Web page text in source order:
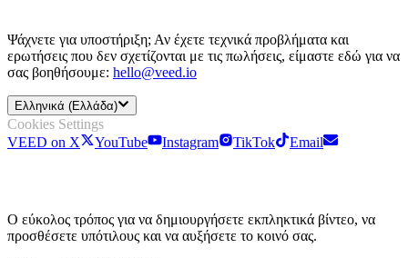
Ψάχνετε για υποστήριξη; Αν έχετε τεχνικά προβλήματα και
ερωτήσεις που δεν σχετίζονται με τις πωλήσεις, είμαστε εδώ για να
σας βοηθήσουμε: hello@veed.io
Ελληνικά (Ελλάδα)
Cookies Settings
VEED on X
YouTube Instagram TikTok Email
Ο εύκολος τρόπος για να δημιουργήσετε εκπληκτικά βίντεο, να
προσθέσετε υπότιλους και να αυξήσετε το κοινό σας.